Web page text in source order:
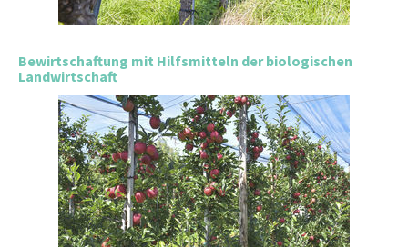
Bewirtschaftung mit Hilfsmitteln der biologischen
Landwirtschaft